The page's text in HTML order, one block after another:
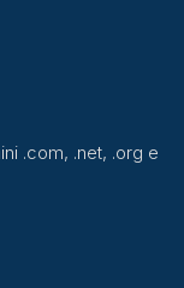
.com, .net, .org e